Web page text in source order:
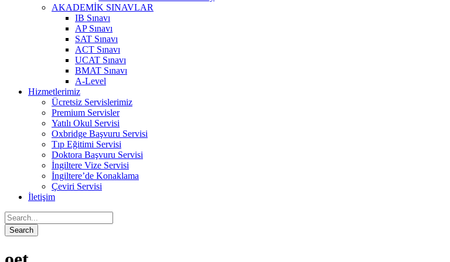
AKADEMİK SINAVLAR
IB Sınavı
AP Sınavı
SAT Sınavı
ACT Sınavı
UCAT Sınavı
BMAT Sınavı
A-Level
Hizmetlerimiz
Ücretsiz Servislerimiz
Premium Servisler
Yatılı Okul Servisi
Oxbridge Başvuru Servisi
Tıp Eğitimi Servisi
Doktora Başvuru Servisi
İngiltere Vize Servisi
İngiltere’de Konaklama
Çeviri Servisi
İletişim